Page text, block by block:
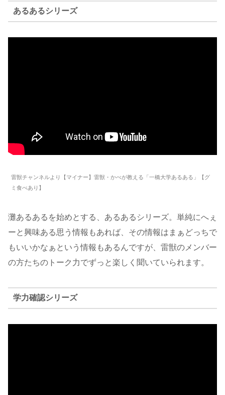
あるあるシリーズ
雷獣チャンネルより【マイナー】雷獣・かべが教える「一橋大学あるある」【グ
ミ食べあり】
灘あるあるを始めとする、あるあるシリーズ。単純にへぇ
ーと興味ある思う情報もあれば、その情報はまぁどっちで
もいいかなぁという情報もあるんですが、雷獣のメンバー
の方たちのトーク力でずっと楽しく聞いていられます。
学力確認シリーズ